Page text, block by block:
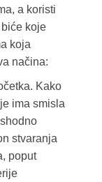
a koristi
koje
koja
načina:
Kako
ima smisla
stvaranja
poput